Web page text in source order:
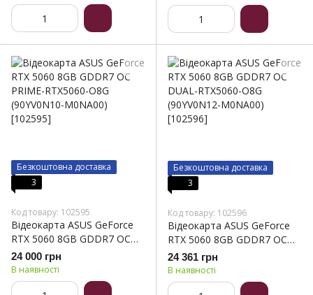
Безкоштовна доставка
3
Код товару: 102595
Відеокарта ASUS GeForce
RTX 5060 8GB GDDR7 OC
PRIME-RTX5060-O8G
(90YV0N10-M0NA00)
24 000 грн
В наявності
Безкоштовна доставка
3
Код товару: 102596
Відеокарта ASUS GeForce
RTX 5060 8GB GDDR7 OC
DUAL-RTX5060-O8G
(90YV0N12-M0NA00)
24 361 грн
В наявності